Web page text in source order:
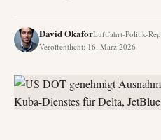
David OkaforLuftfahrt-Politik-
Veröffentlicht: 16. März 2026